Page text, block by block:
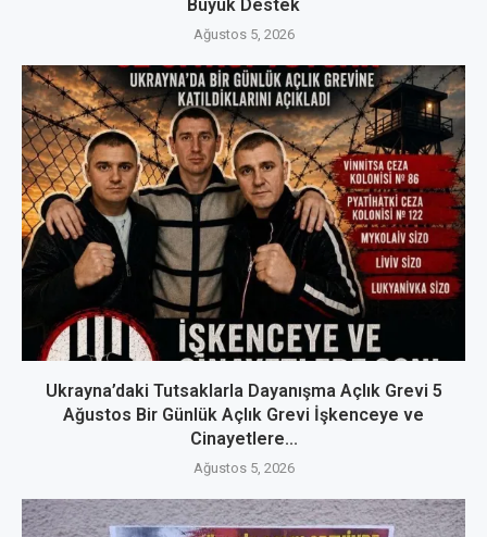
Büyük Destek
Ağustos 5, 2026
Ukrayna’daki Tutsaklarla Dayanışma Açlık Grevi 5
Ağustos Bir Günlük Açlık Grevi İşkenceye ve
Cinayetlere...
Ağustos 5, 2026